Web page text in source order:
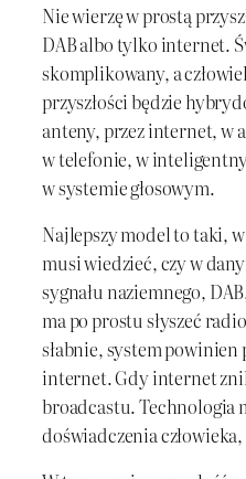
Nie wierzę w prostą
DAB albo tylko internet.
skomplikowany, a
przyszłości będzie
anteny, przez internet, w
w telefonie, w
w systemie głosowym.
Najlepszy model to taki,
musi wiedzieć, czy w
sygnału naziemnego,
ma po prostu słyszeć
słabnie, system powinien
internet. Gdy internet
broadcastu. Technologia
doświadczenia